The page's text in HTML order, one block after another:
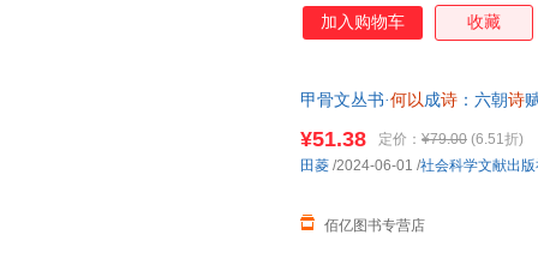
加入购物车 收藏
甲骨文丛书·何以成诗 ：六朝诗
¥51.38 定价： ¥79.00 (6.51折)
佰亿图书专营店
田菱 /2024-06-01 /社会科学文献出